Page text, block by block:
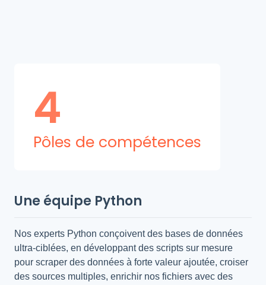
4
Pôles de compétences
Une équipe Python
Nos experts Python conçoivent des bases de données
ultra-ciblées, en développant des scripts sur mesure
pour scraper des données à forte valeur ajoutée, croiser
des sources multiples, enrichir nos fichiers avec des